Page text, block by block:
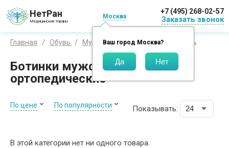
НетРан
Медицинские товары
Москва
Ваш город Москва?
+7 (495) 268-02-57
Заказать звонок
Главная Обувь Мужская Ботинки На осень
Ботинки мужские осенние
ортопедические
По цене По популярности Показывать:
В этой категории нет ни одного товара.